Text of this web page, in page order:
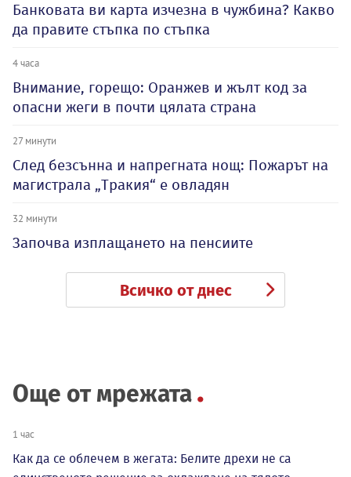
Банковата ви карта изчезна в чужбина? Какво
да правите стъпка по стъпка
4 часа
Внимание, горещо: Оранжев и жълт код за
опасни жеги в почти цялата страна
27 минути
След безсънна и напрегната нощ: Пожарът на
магистрала „Тракия“ е овладян
32 минути
Започва изплащането на пенсиите
Всичко от днес
Още от мрежата
1 час
Как да се облечем в жегата: Белите дрехи не са